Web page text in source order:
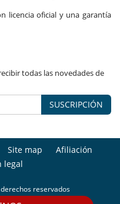
licencia oficial y una garantía
todas las novedades de
SUSCRIPCIÓN
Site map
Afiliación
legal
reservados